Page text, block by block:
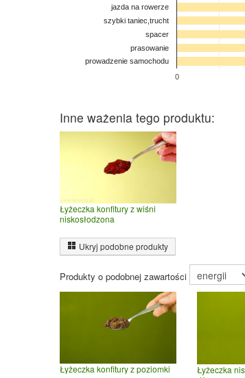
0
jazda na rowerze
szybki taniec,trucht
spacer
prasowanie
prowadzenie samochodu
Inne ważenia tego produktu:
Łyżeczka konfitury z wiśni
niskosłodzona
Ukryj podobne produkty
Produkty o podobnej zawartości
Łyżeczka konfitury z poziomki
Łyżeczka